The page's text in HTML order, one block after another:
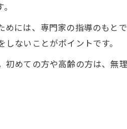
には、専門家の指導のもと
ないことがポイントです。
めての方や高齢の方は、無